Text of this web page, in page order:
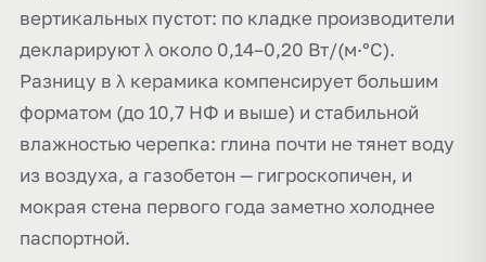
вертикальных пустот: по кладке производители
декларируют λ около 0,14–0,20 Вт/(м·°С).
Разницу в λ керамика компенсирует большим
форматом (до 10,7 НФ и выше) и стабильной
влажностью черепка: глина почти не тянет воду
из воздуха, а газобетон — гигроскопичен, и
мокрая стена первого года заметно холоднее
паспортной.